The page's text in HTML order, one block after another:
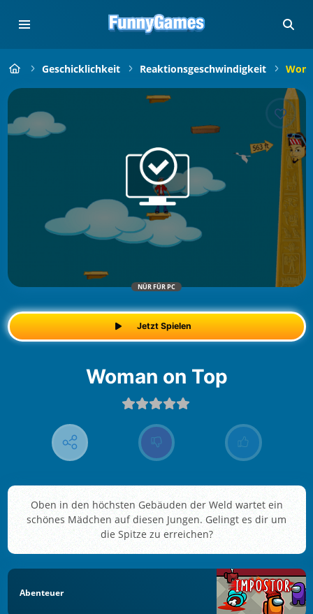
Geschicklichkeit Reaktionsgeschwindigkeit
NÜR FÜR PC
Jetzt Spielen
Woman on Top
Oben in den höchsten Gebäuden der Weld wartet ein
schönes Mädchen auf diesen Jungen. Gelingt es dir um
die Spitze zu erreichen?
Abenteuer